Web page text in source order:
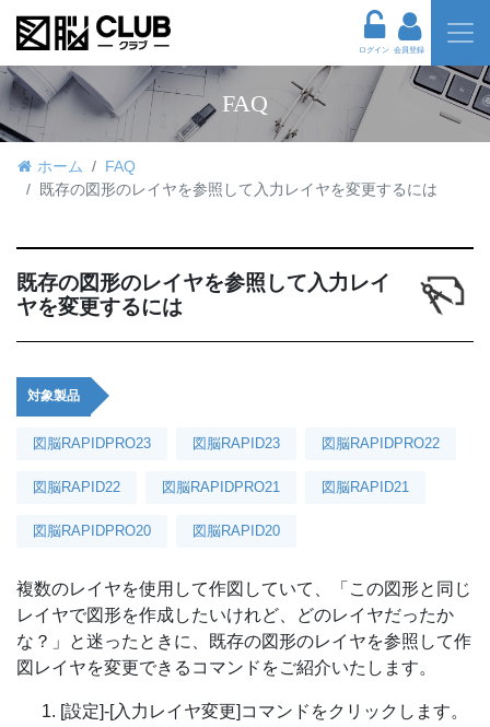
ログイン 会員登録
FAQ
ホーム
FAQ
既存の図形のレイヤを参照して入力レイヤを変更するには
既存の図形のレイヤを参照して入力レイ
ヤを変更するには
対象製品
図脳RAPIDPRO23 図脳RAPID23 図脳RAPIDPRO22
図脳RAPID22 図脳RAPIDPRO21 図脳RAPID21
図脳RAPIDPRO20 図脳RAPID20
複数のレイヤを使用して作図していて、「この図形と同じ
レイヤで図形を作成したいけれど、どのレイヤだったか
な？」と迷ったときに、既存の図形のレイヤを参照して作
図レイヤを変更できるコマンドをご紹介いたします。
[設定]-[入力レイヤ変更]コマンドをクリックします。